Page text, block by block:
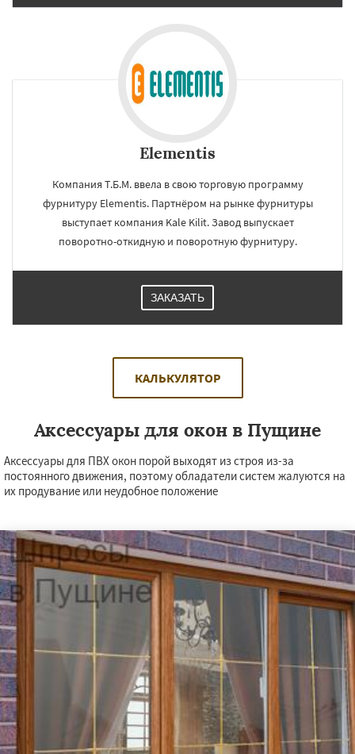
Elementis
Компания Т.Б.М. ввела в свою торговую программу
фурнитуру Elementis. Партнёром на рынке фурнитуры
выступает компания Kale Kilit. Завод выпускает
поворотно-откидную и поворотную фурнитуру.
ЗАКАЗАТЬ
КАЛЬКУЛЯТОР
Аксессуары для окон в Пущине
Аксессуары для ПВХ окон порой выходят из строя из-за
постоянного движения, поэтому обладатели систем жалуются на
их продувание или неудобное положение